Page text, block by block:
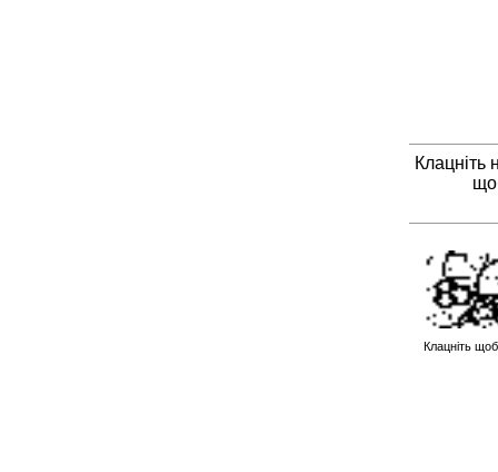
Клацніть
Клацніть